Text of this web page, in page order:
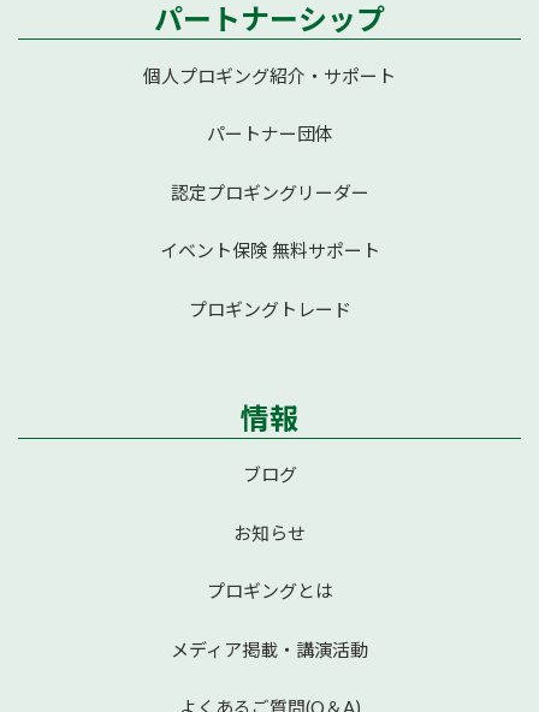
パートナーシップ
個人プロギング紹介・サポート
パートナー団体
認定プロギングリーダー
イベント保険 無料サポート
プロギングトレード
情報
ブログ
お知らせ
プロギングとは
メディア掲載・講演活動
よくあるご質問(Q＆A)